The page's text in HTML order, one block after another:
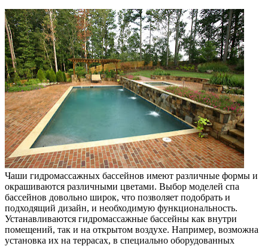
Чаши гидромассажных бассейнов имеют различные формы и
окрашиваются различными цветами. Выбор моделей спа
бассейнов довольно широк, что позволяет подобрать и
подходящий дизайн, и необходимую функциональность.
Устанавливаются гидромассажные бассейны как внутри
помещений, так и на открытом воздухе. Например, возможна
установка их на террасах, в специально оборудованных